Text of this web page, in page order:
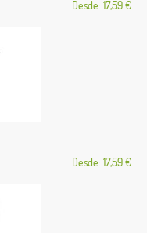
Desde: 17,59 €
Desde: 17,59 €